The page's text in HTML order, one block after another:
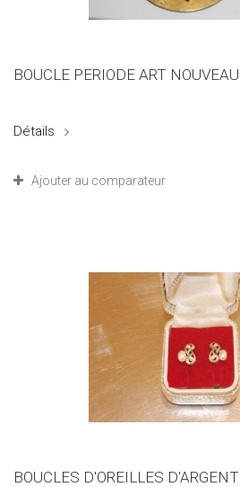
BOUCLE PERIODE ART NOUVEAU
Détails
Ajouter au comparateur
BOUCLES D'OREILLES D'ARGENT